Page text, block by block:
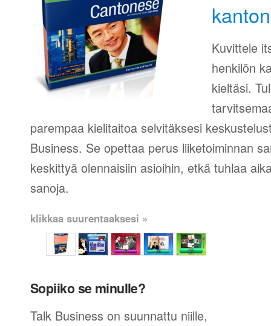
Kuvittele
henkilön
kieltäsi.
parempaa kielitaitoa selvitäksesi
Business. Se opettaa perus liiketoiminnan
keskittyä olennaisiin asioihin, etkä tuhlaa
sanoja.
klikkaa suurentaaksesi »
Sopiiko se minulle?
Talk Business on suunnattu niille,